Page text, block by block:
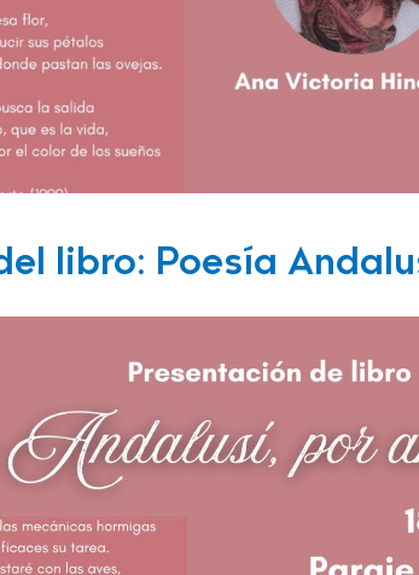
libro: Poesía